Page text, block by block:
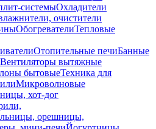
системыОхладители
очистители
ОбогревателиТепловые
Отопительные печиБанные
Вентиляторы вытяжные
бытовыеТехника для
Микроволновые
хот-дог
орешницы,